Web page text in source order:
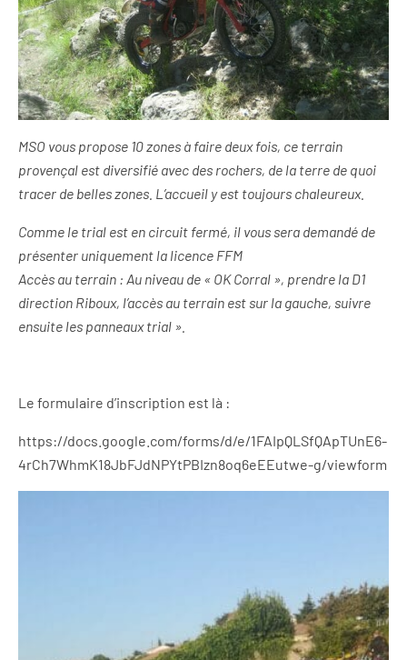
MSO vous propose 10 zones à faire deux fois, ce terrain
provençal est diversifié avec des rochers, de la terre de quoi
tracer de belles zones. L’accueil y est toujours chaleureux.
Comme le trial est en circuit fermé, il vous sera demandé de
présenter uniquement la licence FFM
Accès au terrain : Au niveau de « OK Corral », prendre la D1
direction Riboux, l’accès au terrain est sur la gauche, suivre
ensuite les panneaux trial ».
Le formulaire d’inscription est là :
https://docs.google.com/forms/d/e/1FAIpQLSfQApTUnE6-
4rCh7WhmK18JbFJdNPYtPBIzn8oq6eEEutwe-g/viewform